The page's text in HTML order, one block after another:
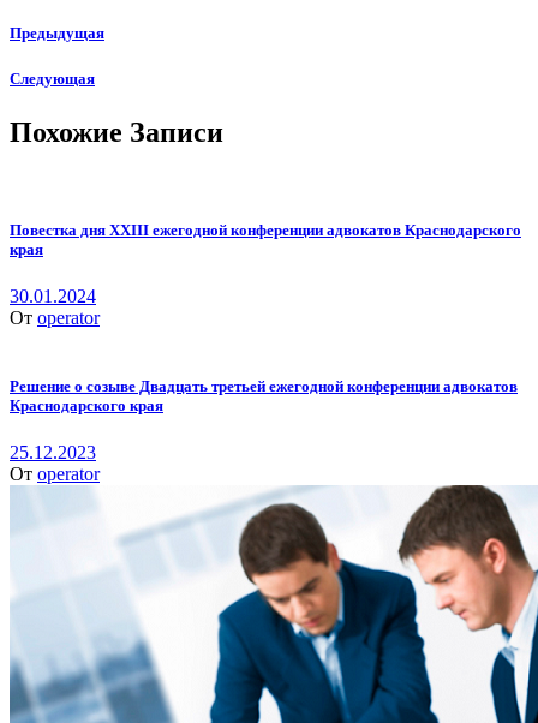
Предыдущая
Следующая
Похожие Записи
Повестка дня XXIII ежегодной конференции адвокатов Краснодарского
края
30.01.2024
От operator
Решение о созыве Двадцать третьей ежегодной конференции адвокатов
Краснодарского края
25.12.2023
От operator